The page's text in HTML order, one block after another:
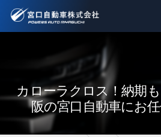
カローラクロス！納期
阪の宮口自動車にお